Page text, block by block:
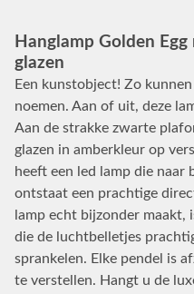
Hanglamp Golden
glazen
Een kunstobject! Zo
noemen. Aan of uit, deze
Aan de strakke zwarte
glazen in amberkleur op
heeft een led lamp die
ontstaat een prachtige
lamp echt bijzonder maakt,
die de luchtbelletjes
sprankelen. Elke pendel is
te verstellen. Hangt u de